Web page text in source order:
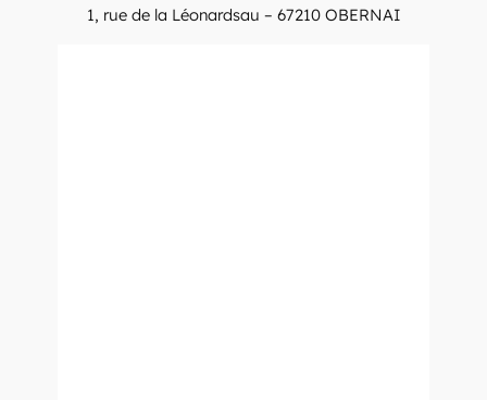
1, rue de la Léonardsau – 67210 OBERNAI